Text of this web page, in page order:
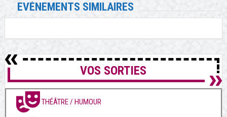
EVÉNEMENTS SIMILAIRES
VOS SORTIES
THÉÂTRE / HUMOUR